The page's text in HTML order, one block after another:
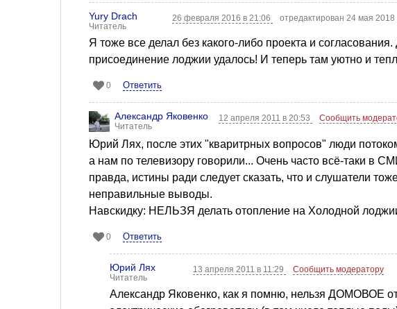
Yury Drach
Читатель
26 февраля 2016 в 21:06 отредактирован 24 мая
Я тоже все делал без какого-либо проекта и
присоединение лоджии удалось! И теперь там уютно и
0 Ответить
Александр Яковенко
Читатель
12 апреля 2011 в 20:53 Сообщить
Юрий Лях, после этих "кваритрных вопросов" люди
а нам по телевизору говорили... Очень часто всё-таки в
правда, истины ради следует сказать, что и слушатели
неправильные выводы.
Навскидку: НЕЛЬЗЯ делать отопление на Холодной
0 Ответить
Юрий Лях
Читатель
13 апреля 2011 в 11:29 Сообщить модератору
Александр Яковенко, как я помню, нельзя ДОМОВОЕ